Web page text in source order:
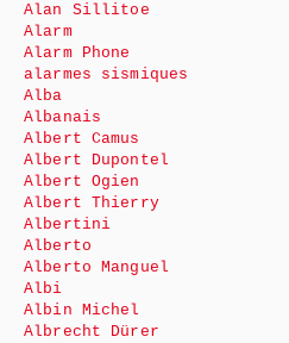
Alan Sillitoe
Alarm
Alarm Phone
alarmes sismiques
Alba
Albanais
Albert Camus
Albert Dupontel
Albert Ogien
Albert Thierry
Albertini
Alberto
Alberto Manguel
Albi
Albin Michel
Albrecht Dürer